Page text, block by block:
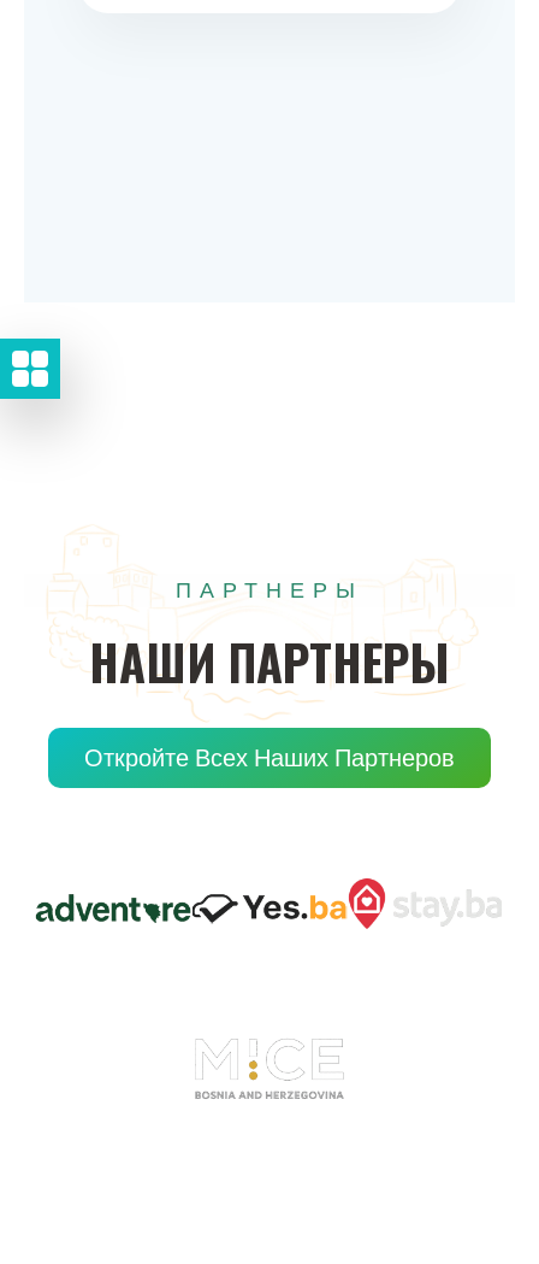
ПАРТНЕРЫ
НАШИ ПАРТНЕРЫ
Откройте Всех Наших Партнеров